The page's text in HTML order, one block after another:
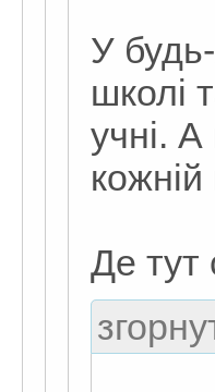
У
школі
учні. А
Де тут